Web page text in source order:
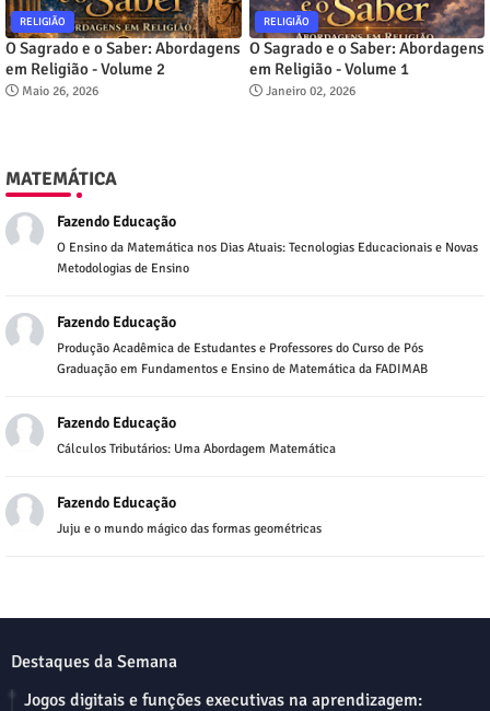
RELIGIÃO
O Sagrado e o Saber: Abordagens
em Religião - Volume 2
Maio 26, 2026
RELIGIÃO
O Sagrado e o Saber: Abordagens
em Religião - Volume 1
Janeiro 02, 2026
MATEMÁTICA
Fazendo Educação
O Ensino da Matemática nos Dias Atuais: Tecnologias Educacionais e Novas
Metodologias de Ensino
Fazendo Educação
Produção Acadêmica de Estudantes e Professores do Curso de Pós
Graduação em Fundamentos e Ensino de Matemática da FADIMAB
Fazendo Educação
Cálculos Tributários: Uma Abordagem Matemática
Fazendo Educação
Juju e o mundo mágico das formas geométricas
Destaques da Semana
Jogos digitais e funções executivas na aprendizagem: